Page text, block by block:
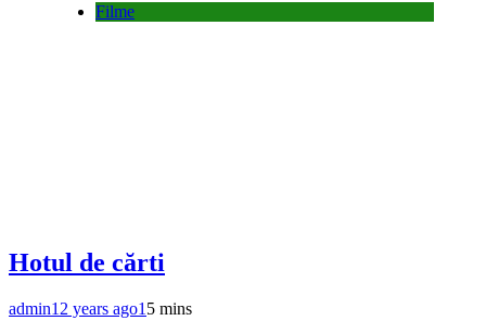
Filme
Hotul de cărti
admin12 years ago1 5 mins